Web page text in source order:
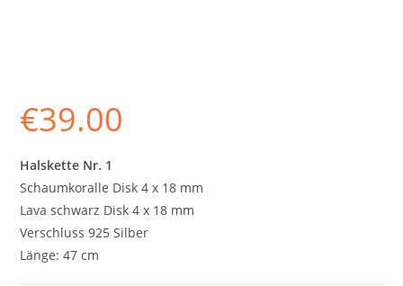
€39.00
Halskette Nr. 1
Schaumkoralle Disk 4 x 18 mm
Lava schwarz Disk 4 x 18 mm
Verschluss 925 Silber
Länge: 47 cm